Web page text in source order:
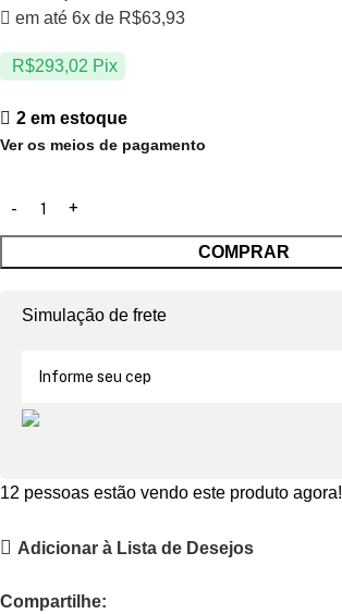
em até 6x de R$63,93
R$293,02 Pix
2 em estoque
Ver os meios de pagamento
COMPRAR
Simulação de frete
12 pessoas estão vendo este produto agora!
Adicionar à Lista de Desejos
Compartilhe: